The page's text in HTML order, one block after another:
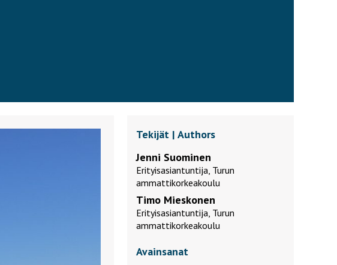
Tekijät | Authors
Jenni Suominen
Erityisasiantuntija, Turun
ammattikorkeakoulu
Timo Mieskonen
Erityisasiantuntija, Turun
ammattikorkeakoulu
Avainsanat